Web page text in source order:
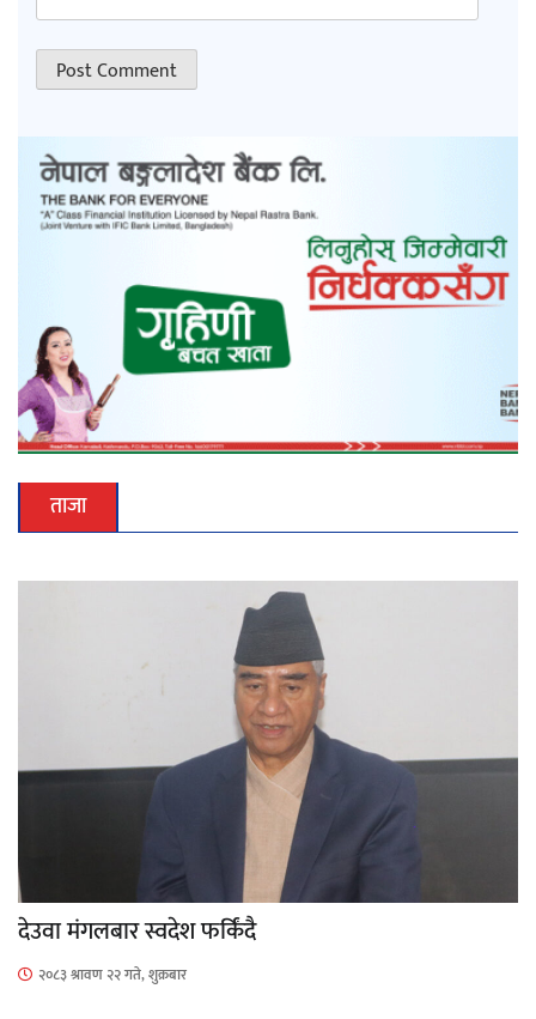
ताजा
देउवा मंगलबार स्वदेश फर्किंदै
२०८३ श्रावण २२ गते, शुक्रबार